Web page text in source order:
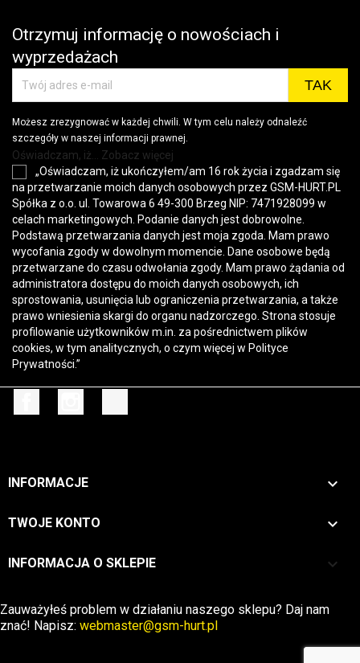
Otrzymuj informację o nowościach i
wyprzedażach
Możesz zrezygnować w każdej chwili. W tym celu należy odnaleźć
szczegóły w naszej informacji prawnej.
Oświadczam, iż... Zobacz więcej
„Oświadczam, iż ukończyłem/am 16 rok życia i zgadzam się
na przetwarzanie moich danych osobowych przez GSM-HURT.PL
Spółka z o.o. ul. Towarowa 6 49-300 Brzeg NIP: 7471928099 w
celach marketingowych. Podanie danych jest dobrowolne.
Podstawą przetwarzania danych jest moja zgoda. Mam prawo
wycofania zgody w dowolnym momencie. Dane osobowe będą
przetwarzane do czasu odwołania zgody. Mam prawo żądania od
administratora dostępu do moich danych osobowych, ich
sprostowania, usunięcia lub ograniczenia przetwarzania, a także
prawo wniesienia skargi do organu nadzorczego. Strona stosuje
profilowanie użytkowników m.in. za pośrednictwem plików
cookies, w tym analitycznych, o czym więcej w Polityce
Prywatności.”
INFORMACJE 
TWOJE KONTO 
INFORMACJA O SKLEPIE keyboard_arrow_down
Zauważyłeś problem w działaniu naszego sklepu? Daj nam
znać! Napisz: webmaster@gsm-hurt.pl